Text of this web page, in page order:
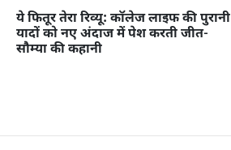
ये फितूर तेरा रिव्यू: कॉलेज लाइफ की पुरानी
यादों को नए अंदाज में पेश करती जीत-
सौम्या की कहानी